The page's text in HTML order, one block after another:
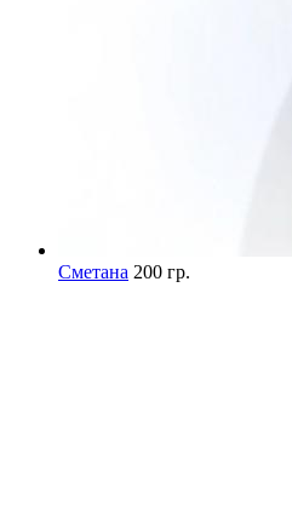
Сметана 200 гр.